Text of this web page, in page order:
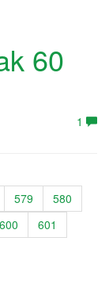
60
1
579
580
600
601